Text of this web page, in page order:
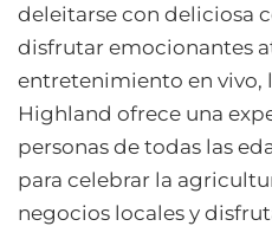
deleitarse con deliciosa
disfrutar emocionantes
entretenimiento en vivo,
Highland ofrece una
personas de todas las
para celebrar la
negocios locales y